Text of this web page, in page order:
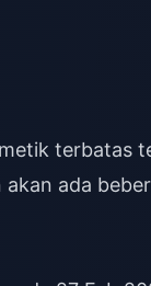
terbatas
ada